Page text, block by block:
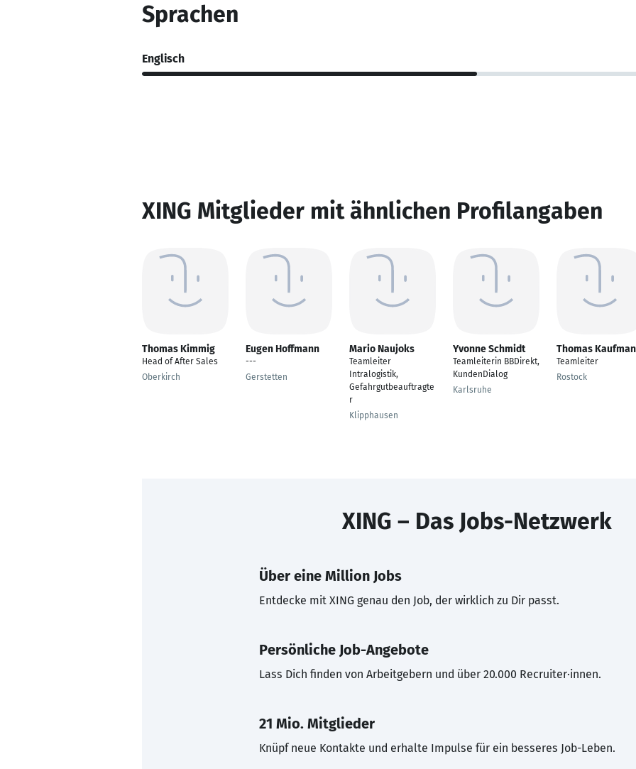
Sprachen
Englisch
XING Mitglieder mit ähnlichen Profilangaben
Thomas Kimmig
Head of After Sales
Oberkirch
Eugen Hoffmann
---
Gerstetten
Mario Naujoks
Teamleiter
Intralogistik,
Gefahrgutbeauftragte
r
Klipphausen
Yvonne Schmidt
Teamleiterin BBDirekt,
KundenDialog
Karlsruhe
Thomas
Teamleiter
Rostock
XING – Das Jobs-Netzwerk
Über eine Million Jobs
Entdecke mit XING genau den Job, der wirklich zu Dir passt.
Persönliche Job-Angebote
Lass Dich finden von Arbeitgebern und über 20.000 Recruiter·innen.
21 Mio. Mitglieder
Knüpf neue Kontakte und erhalte Impulse für ein besseres Job-Leben.